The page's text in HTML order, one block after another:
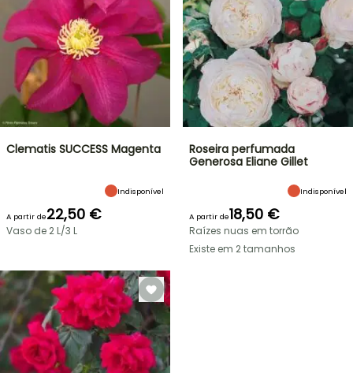
Clematis SUCCESS Magenta
Indisponível
A partir de22,50 €
Vaso de 2 L/3 L
Roseira perfumada
Generosa Eliane Gillet
Indisponível
A partir de18,50 €
Raízes nuas em torrão
Existe em 2 tamanhos